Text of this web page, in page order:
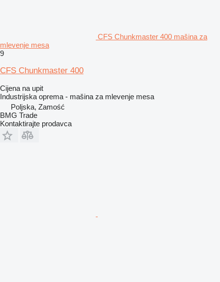
CFS Chunkmaster 400 mašina za
mlevenje mesa
9
CFS Chunkmaster 400
Cijena na upit
Industrijska oprema - mašina za mlevenje mesa
Poljska, Zamość
BMG Trade
Kontaktirajte prodavca